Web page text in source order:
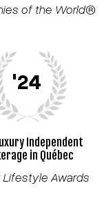
of the World®
'24
Independent
in Québec
Lifestyle Awards